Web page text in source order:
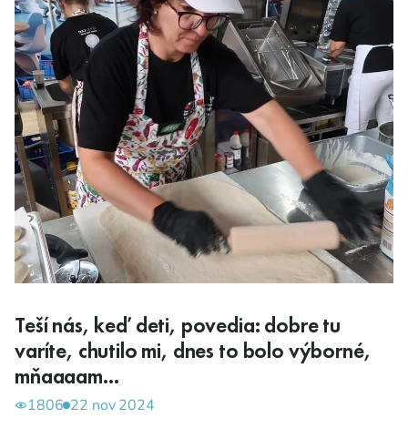
Teší nás, keď deti, povedia: dobre tu
varíte, chutilo mi, dnes to bolo výborné,
mňaaaam...
1806 22 nov 2024